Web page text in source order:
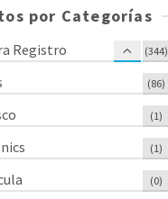
por Categorías
Registro (344)
(86)
(1)
(1)
(0)